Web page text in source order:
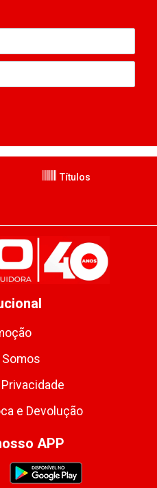
Títulos
Somos
e Devolução
APP